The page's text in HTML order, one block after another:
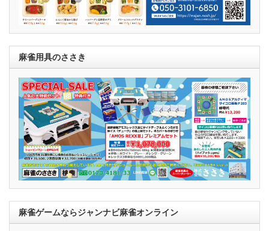
麻雀用具のささき
麻雀ゲームならジャンナビ麻雀オンライン